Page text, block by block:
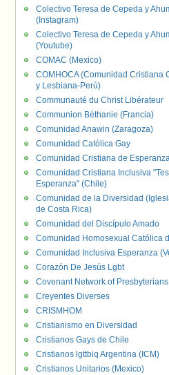
Colectivo Teresa de Cepeda y
(Instagram)
Colectivo Teresa de Cepeda y
(Youtube)
COMAC (Mexico)
COMHOCA (Comunidad Cristiana
y Lesbiana-Perú)
Communauté du Christ Libérateur
Communion Béthanie (Francia)
Comunidad Anawin (Zaragoza)
Comunidad Católica Gay
Comunidad Cristiana de
Comunidad Cristiana Inclusiva
Esperanza" (Chile)
Comunidad de la Diversidad
de Costa Rica)
Comunidad del Discípulo Amado
Comunidad Homosexual Católica
Comunidad Inclusiva Esperanza
Corazón De Jesús Lgbt
Covenant Network of Presbyterians
Creyentes Diverses
CRISMHOM
Cristianismo en Diversidad
Cristianos Gays de Chile
Cristianos lgttbiq Argentina (ICM)
Cristianos Unitarios (Mexico)